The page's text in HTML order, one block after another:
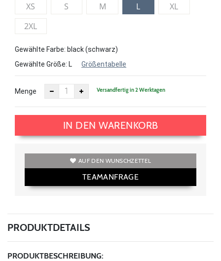
XS S M L
XL
2XL
Gewählte Farbe: black (schwarz)
Gewählte Größe: L Größentabelle
Menge Versandfertig in 2 Werktagen
IN DEN WARENKORB
AUF DEN WUNSCHZETTEL
TEAMANFRAGE
PRODUKTDETAILS
PRODUKTBESCHREIBUNG: